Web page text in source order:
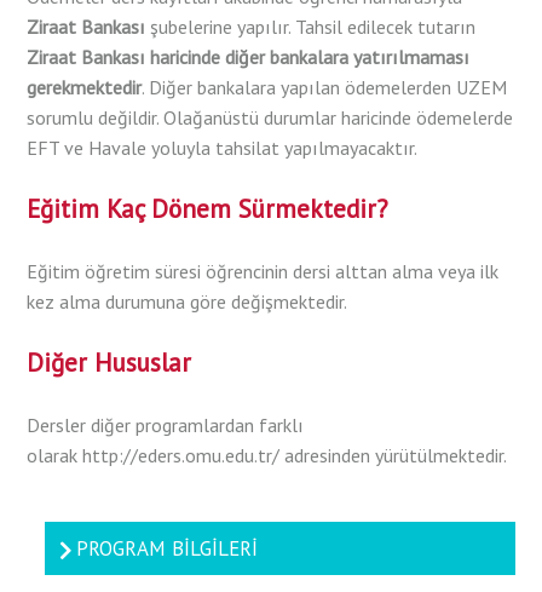
Ziraat Bankasışubelerine yapılır. Tahsil edilecek tutarın
Ziraat Bankasıharicinde diğer bankalara yatırılmaması
gerekmektedir. Diğer bankalara yapılan ödemelerden UZEM
sorumlu değildir. Olağanüstü durumlar haricinde ödemelerde
EFT ve Havale yoluyla tahsilat yapılmayacaktır.
Eğitim Kaç Dönem Sürmektedir?
Eğitim öğretim süresi öğrencinin dersi alttan alma veya ilk
kez alma durumuna göre değişmektedir.
Diğer Hususlar
Dersler diğer programlardan farklı
olarak http://eders.omu.edu.tr/ adresinden yürütülmektedir.
PROGRAM BILGILERI